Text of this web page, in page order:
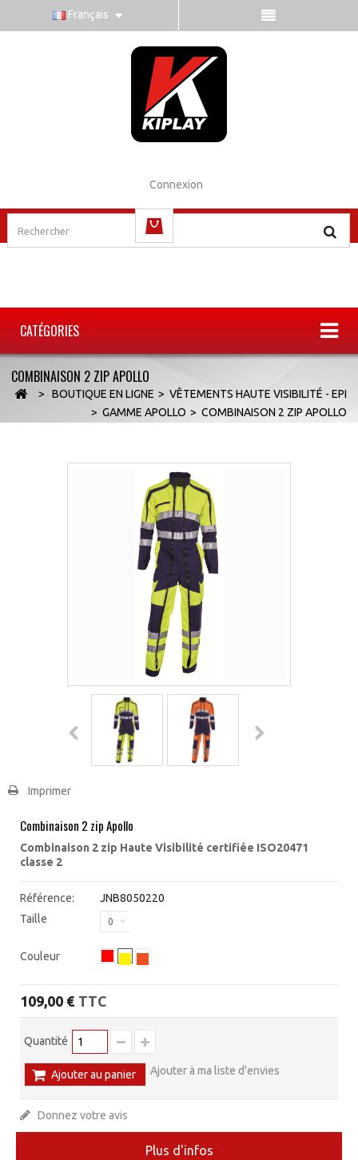
Français
Connexion
CATÉGORIES
COMBINAISON 2 ZIP APOLLO
> BOUTIQUE EN LIGNE > VÊTEMENTS HAUTE VISIBILITÉ - EPI
> GAMME APOLLO > COMBINAISON 2 ZIP APOLLO
Imprimer
Combinaison 2 zip Apollo
Combinaison 2 zip Haute Visibilité certifiée ISO20471
classe 2
Référence:
JNB8050220
Taille
0
Couleur
109,00 € TTC
Quantité
Ajouter au panier Ajouter à ma liste d'envies
Donnez votre avis
Plus d'infos